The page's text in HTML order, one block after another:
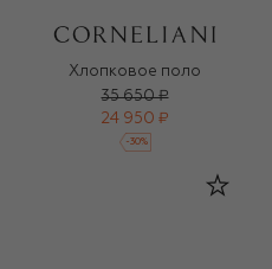
Хлопковое поло
35 650 ₽
24 950 ₽
-30%